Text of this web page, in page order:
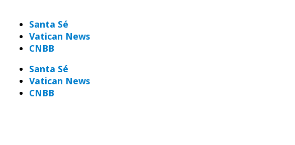
Santa Sé
Vatican News
CNBB
Santa Sé
Vatican News
CNBB